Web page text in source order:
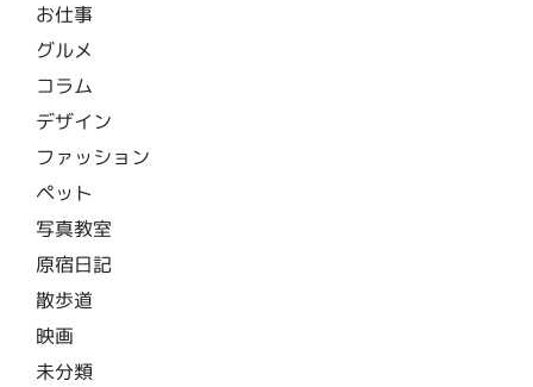
お仕事
グルメ
コラム
デザイン
ファッション
ペット
写真教室
原宿日記
散歩道
映画
未分類